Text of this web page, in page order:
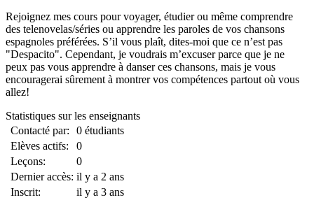
Rejoignez mes cours pour voyager, étudier ou même comprendre
des telenovelas/séries ou apprendre les paroles de vos chansons
espagnoles préférées. S’il vous plaît, dites-moi que ce n’est pas
"Despacito". Cependant, je voudrais m’excuser parce que je ne
peux pas vous apprendre à danser ces chansons, mais je vous
encouragerai sûrement à montrer vos compétences partout où vous
allez!
Statistiques sur les enseignants
Contacté par:
0 étudiants
Elèves actifs:
0
Leçons:
0
Dernier accès: il y a 2 ans
Inscrit:
il y a 3 ans